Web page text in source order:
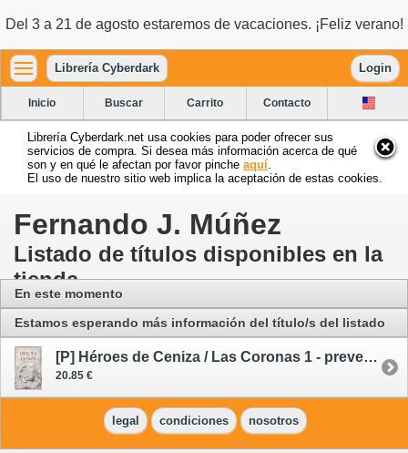
Del 3 a 21 de agosto estaremos de vacaciones. ¡Feliz verano!
Librería Cyberdark Login
Inicio Buscar Carrito Contacto
Librería Cyberdark.net usa cookies para poder ofrecer sus
servicios de compra. Si desea más información acerca de qué
son y en qué le afectan por favor pinche aquí
El uso de nuestro sitio web implica la aceptación de estas cookies.
Fernando J. Múñez
Listado de títulos disponibles en la
tienda
En este momento
Estamos esperando más información del título/s del listado
[P] Héroes de Ceniza / Las Coronas 1 - preventa 28/10/26
20.85 €
legal condiciones nosotros